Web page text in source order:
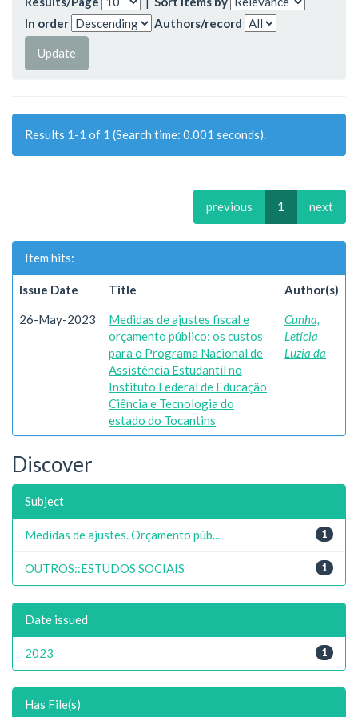
In order
Authors/record
Results 1-1 of 1 (Search time: 0.001 seconds).
previous 1 next
Item hits:
Issue Date Title Author(s)
26-May-2023
Medidas de ajustes fiscal e
orçamento público: os custos
para o Programa Nacional de
Assistência Estudantil no
Instituto Federal de Educação
Ciência e Tecnologia do
estado do Tocantins
Cunha,
Letícia
Luzia da
Discover
Subject
1
Medidas de ajustes. Orçamento púb...
1
OUTROS::ESTUDOS SOCIAIS
Date issued
1
2023
Has File(s)